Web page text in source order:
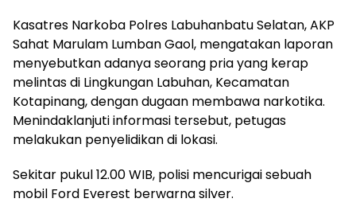
Kasatres Narkoba Polres Labuhanbatu Selatan, AKP
Sahat Marulam Lumban Gaol, mengatakan laporan
menyebutkan adanya seorang pria yang kerap
melintas di Lingkungan Labuhan, Kecamatan
Kotapinang, dengan dugaan membawa narkotika.
Menindaklanjuti informasi tersebut, petugas
melakukan penyelidikan di lokasi.
Sekitar pukul 12.00 WIB, polisi mencurigai sebuah
mobil Ford Everest berwarna silver.